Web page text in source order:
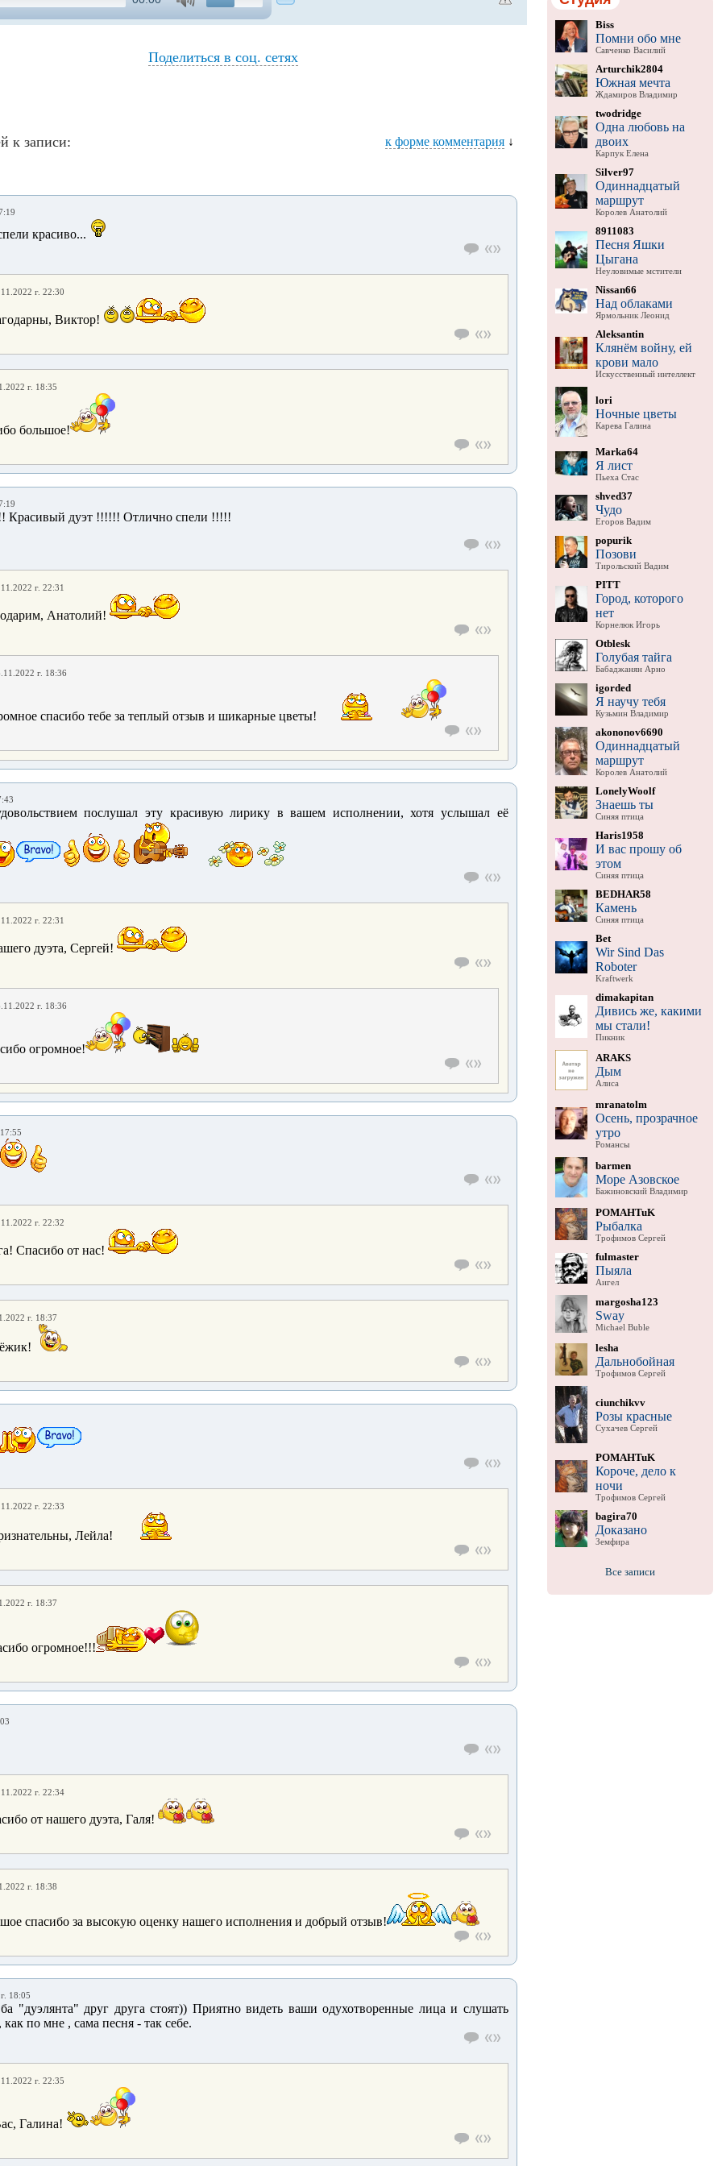
Поделиться в соц. сетях
к записи: к форме комментария ↓
красиво...
г. 22:30
Виктор!
г. 18:35
большое!
Красивый дуэт !!!!!! Отлично спели !!!!!
г. 22:31
Анатолий!
г. 18:36
спасибо тебе за теплый отзыв и шикарные цветы!
послушал эту красивую лирику в вашем исполнении, хотя услышал её
г. 22:31
дуэта, Сергей!
г. 18:36
огромное!
г. 22:32
Спасибо от нас!
г. 18:37
г. 22:33
Лейла!
г. 18:37
огромное!!!
г. 22:34
от нашего дуэта, Галя!
г. 18:38
спасибо за высокую оценку нашего исполнения и добрый отзыв!
18:05
"дуэлянта" друг друга стоят)) Приятно видеть ваши одухотворенные лица и слушать
по мне , сама песня - так себе.
г. 22:35
Галина!
Biss
Помни обо мне
Савченко Василий
Arturchik2804
Южная мечта
Ждамиров Владимир
twodridge
Одна любовь на
двоих
Карпук Елена
Silver97
Одиннадцатый
маршрут
Королев Анатолий
8911083
Песня Яшки
Цыгана
Неуловимые мстители
Nissan66
Над облаками
Ярмольник Леонид
Aleksantin
Клянём войну, ей
крови мало
Искусственный интеллект
lori
Ночные цветы
Карева Галина
Marka64
Я лист
Пьеха Стас
shved37
Чудо
Егоров Вадим
popurik
Позови
Тирольский Вадим
PITT
Город, которого
нет
Корнелюк Игорь
Otblesk
Голубая тайга
Бабаджанян Арно
igorded
Я научу тебя
Кузьмин Владимир
akononov6690
Одиннадцатый
маршрут
Королев Анатолий
LonelyWoolf
Знаешь ты
Синяя птица
Haris1958
И вас прошу об
этом
Синяя птица
BEDHAR58
Камень
Синяя птица
Bet
Wir Sind Das
Roboter
Kraftwerk
dimakapitan
Дивись же, какими
мы стали!
Пикник
ARAKS
Дым
Алиса
mranatolm
Осень, прозрачное
утро
Романсы
barmen
Море Азовское
Бажиновский Владимир
POMAHTuK
Рыбалка
Трофимов Сергей
fulmaster
Пыяла
Аигел
margosha123
Sway
Michael Buble
lesha
Дальнобойная
Трофимов Сергей
ciunchikvv
Розы красные
Сухачев Сергей
POMAHTuK
Короче, дело к
ночи
Трофимов Сергей
bagira70
Доказано
Земфира
Все записи